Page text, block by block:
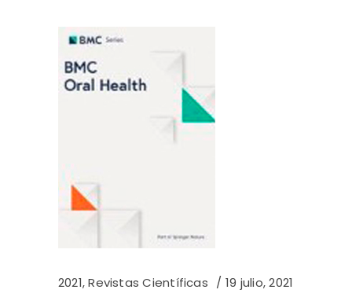
2021,Revistas Científicas 19 julio, 2021